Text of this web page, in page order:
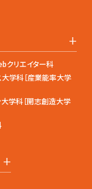
+
クリエイター科
学科［産業能率大学
学科［開志創造大学
+